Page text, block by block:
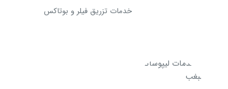
خدمات تزریق فیلر و بوتاکس